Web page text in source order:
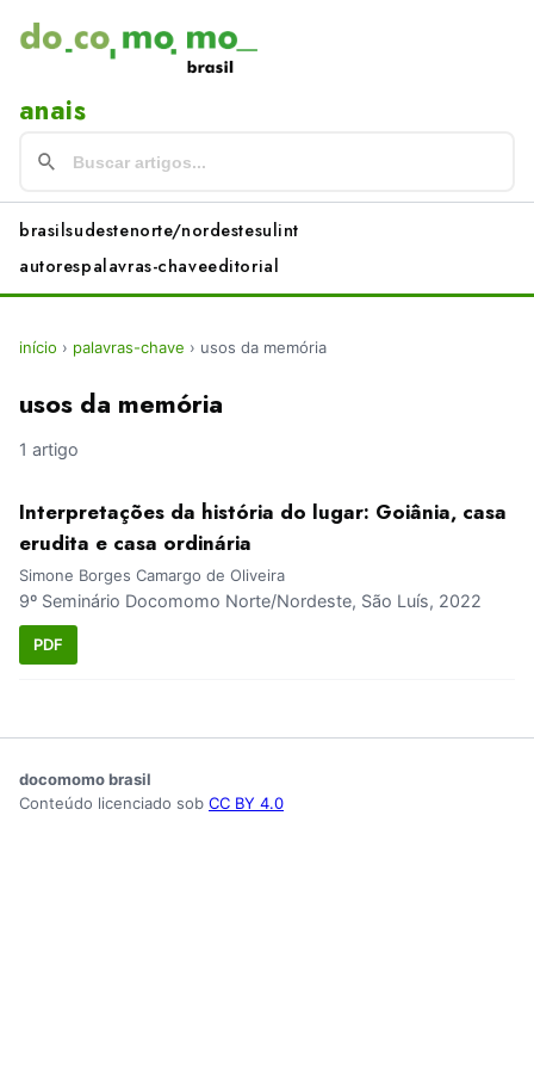
anais
brasilsudestenorte/nordestesulint
autorespalavras-chaveeditorial
início › palavras-chave › usos da memória
usos da memória
1 artigo
Interpretações da história do lugar: Goiânia, casa
erudita e casa ordinária
Simone Borges Camargo de Oliveira
9º Seminário Docomomo Norte/Nordeste, São Luís, 2022
PDF
docomomo brasil
Conteúdo licenciado sob CC BY 4.0